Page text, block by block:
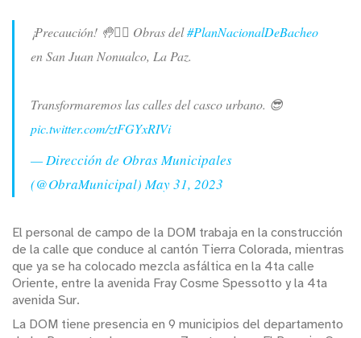
¡Precaución! 🤚👷‍♀️ Obras del#PlanNacionalDeBacheo
en San Juan Nonualco, La Paz.
Transformaremos las calles del casco urbano. 😎
pic.twitter.com/ztFGYxRIVi
— Dirección de Obras Municipales
(@ObraMunicipal)May 31, 2023
El personal de campo de la DOM trabaja en la construcción
de la calle que conduce al cantón Tierra Colorada, mientras
que ya se ha colocado mezcla asfáltica en la 4ta calle
Oriente, entre la avenida Fray Cosme Spessotto y la 4ta
avenida Sur.
La DOM tiene presencia en 9 municipios del departamento